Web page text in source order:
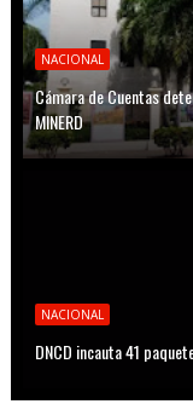
NACIONAL
Cámara de Cuentas
MINERD
NACIONAL
DNCD incauta 41